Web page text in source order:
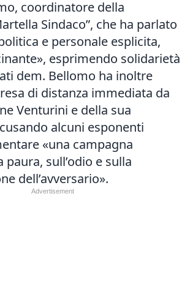
coordinatore della
Sindaco”, che ha parlato
e personale esplicita,
esprimendo solidarietà
dem. Bellomo ha inoltre
di distanza immediata da
Venturini e della sua
alcuni esponenti
«una campagna
sull’odio e sulla
dell’avversario».